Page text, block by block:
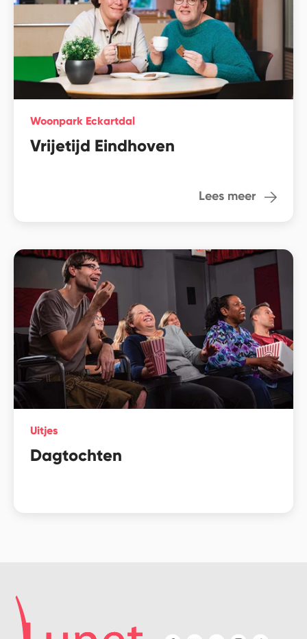
Woonpark Eckartdal
Vrijetijd Eindhoven
Lees meer
Uitjes
Dagtochten